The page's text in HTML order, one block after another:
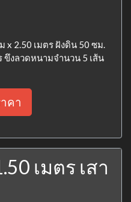
x 2.50 เมตร ฝังดิน 50 ซม.
ขึงลวดหนามจำนวน 5 เส้น
คา
เมตร เสา